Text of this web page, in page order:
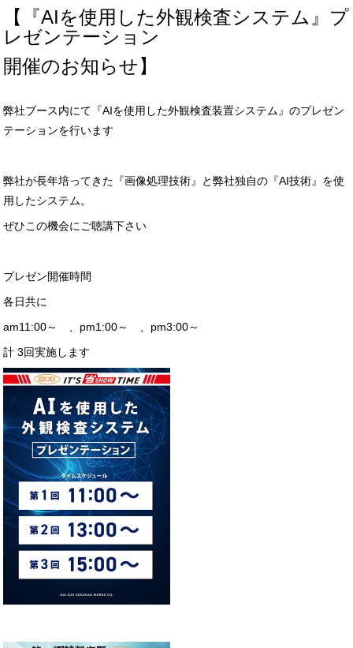
【『AIを使用した外観検査システム』プ
レゼンテーション
開催のお知らせ】
弊社ブース内にて『AIを使用した外観検査装置システム』のプレゼン
テーションを行います
弊社が長年培ってきた『画像処理技術』と弊社独自の『AI技術』を使
用したシステム。
ぜひこの機会にご聴講下さい
プレゼン開催時間
各日共に
am11:00～ 、pm1:00～ 、pm3:00～
計 3回実施します